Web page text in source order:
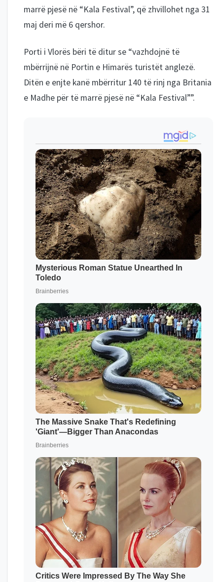
marrë pjesë në “Kala Festival”, që zhvillohet nga 31
maj deri më 6 qershor.
Porti i Vlorës bëri të ditur se “vazhdojnë të
mbërrijnë në Portin e Himarës turistët anglezë.
Ditën e enjte kanë mbërritur 140 të rinj nga Britania
e Madhe për të marrë pjesë në “Kala Festival””.